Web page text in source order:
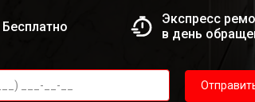
Бесплатно
Экспресс
в день